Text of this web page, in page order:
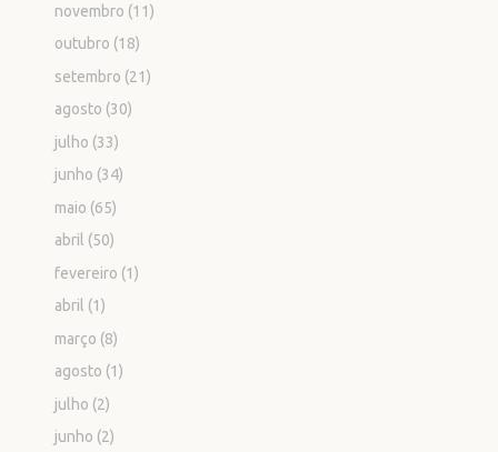
novembro (11)
outubro (18)
setembro (21)
agosto (30)
julho (33)
junho (34)
maio (65)
abril (50)
fevereiro (1)
abril (1)
março (8)
agosto (1)
julho (2)
junho (2)